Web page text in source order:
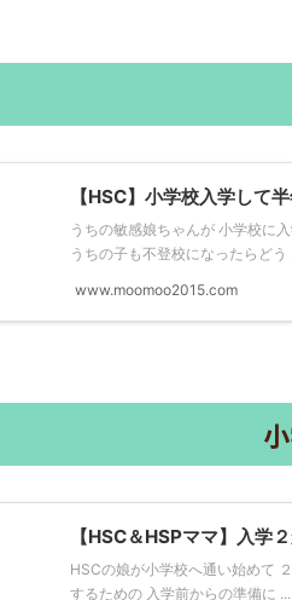
【HSC】小学校入学して
うちの敏感娘ちゃんが 小学校に
うちの子も不登校になったらどう
www.moomoo2015.com
【HSC＆HSPママ】入学
HSCの娘が小学校へ通い始めて
するための 入学前からの準備に ...